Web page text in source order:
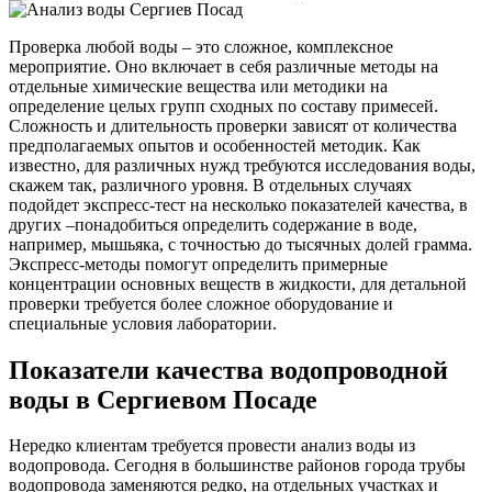
Проверка любой воды – это сложное, комплексное
мероприятие. Оно включает в себя различные методы на
отдельные химические вещества или методики на
определение целых групп сходных по составу примесей.
Сложность и длительность проверки зависят от количества
предполагаемых опытов и особенностей методик. Как
известно, для различных нужд требуются исследования воды,
скажем так, различного уровня. В отдельных случаях
подойдет экспресс-тест на несколько показателей качества, в
других –понадобиться определить содержание в воде,
например, мышьяка, с точностью до тысячных долей грамма.
Экспресс-методы помогут определить примерные
концентрации основных веществ в жидкости, для детальной
проверки требуется более сложное оборудование и
специальные условия лаборатории.
Показатели качества водопроводной
воды в Сергиевом Посаде
Нередко клиентам требуется провести анализ воды из
водопровода. Сегодня в большинстве районов города трубы
водопровода заменяются редко, на отдельных участках и